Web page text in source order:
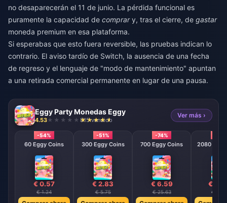
no desaparecerán el 11 de junio. La pérdida funcional es
puramente la capacidad de comprary, tras el cierre, de gastar
moneda premium en esa plataforma.
Si esperabas que esto fuera reversible, las pruebas indican lo
contrario. El aviso tardío de Switch, la ausencia de una fecha
de regreso y el lenguaje de "modo de mantenimiento" apuntan
a una retirada comercial permanente en lugar de una pausa.
Eggy Party Monedas Eggy
4.53 815 vendido
Ver más ›
-54%
60 Eggy Coins
€ 0.57
€ 1.24
-51%
300 Eggy Coins
€ 2.83
€ 5.75
-74%
700 Eggy Coins
€ 6.59
€ 25.63
€
€